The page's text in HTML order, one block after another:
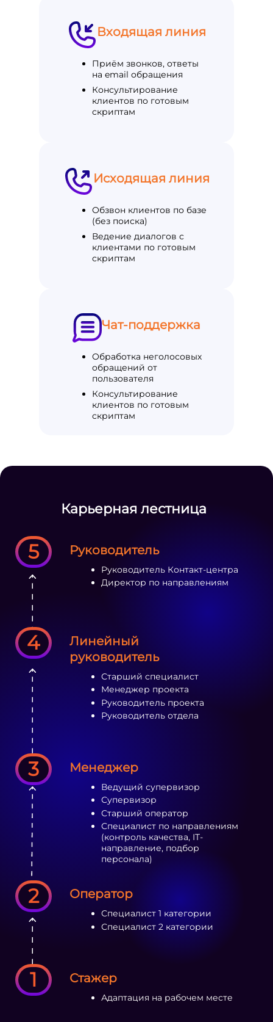
Входящая линия
Приём звонков, ответы
на email обращения
Консультирование
клиентов по готовым
скриптам
Исходящая линия
Обзвон клиентов по базе
(без поиска)
Ведение диалогов с
клиентами по готовым
скриптам
Чат-поддержка
Обработка неголосовых
обращений от
пользователя
Консультирование
клиентов по готовым
скриптам
Карьерная лестница
1
2
3
4
5
Стажер
Адаптация на рабочем месте
Оператор
Специалист 1 категории
Специалист 2 категории
Менеджер
Ведущий супервизор
Супервизор
Старший оператор
Специалист по направлениям
(контроль качества, IT-
направление, подбор
персонала)
Линейный
руководитель
Старший специалист
Менеджер проекта
Руководитель проекта
Руководитель отдела
Руководитель
Руководитель Контакт-центра
Директор по направлениям